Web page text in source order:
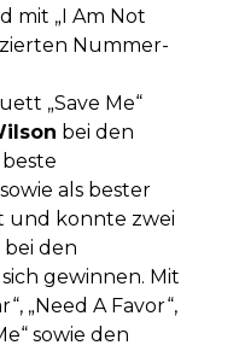
mit „I Am Not
Nummer-
„Save Me“
bei den
als bester
und konnte zwei
den
gewinnen. Mit
„Need A Favor“,
sowie den